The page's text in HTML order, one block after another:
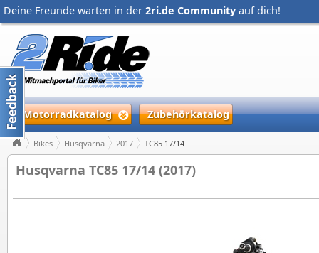
Deine Freunde warten in der 2ri.de Community auf dich!
Motorradkatalog Zubehörkatalog
Bikes Husqvarna 2017 TC85 17/14
Husqvarna TC85 17/14 (2017)